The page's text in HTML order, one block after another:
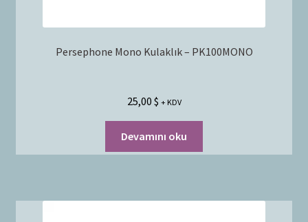
Persephone Mono Kulaklık – PK100MONO
25,00 $ + KDV
Devamını oku